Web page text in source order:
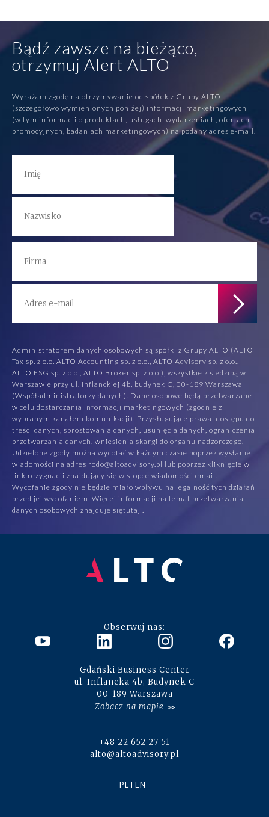
Bądź zawsze na bieżąco,
otrzymuj Alert ALTO
Wyrażam zgodę na otrzymywanie od spółek z Grupy ALTO
(szczegółowo wymienionych poniżej) informacji marketingowych
(w tym informacji o produktach, usługach, wydarzeniach, ofertach
promocyjnych, badaniach marketingowych) na podany adres e-mail.
Administratorem danych osobowych są spółki z Grupy ALTO (ALTO
Tax sp. z o.o. ALTO Accounting sp. z o.o., ALTO Advisory sp. z o.o.,
ALTO ESG sp. z o.o., ALTO Broker sp. z o.o.), wszystkie z siedzibą w
Warszawie przy ul. Inflanckiej 4b, budynek C, 00-189 Warszawa
(Współadministratorzy danych). Dane osobowe będą przetwarzane
w celu dostarczania informacji marketingowych (zgodnie z
wybranym kanałem komunikacji). Przysługujące prawa: dostępu do
treści danych, sprostowania danych, usunięcia danych, ograniczenia
przetwarzania danych, wniesienia skargi do organu nadzorczego.
Udzielone zgody można wycofać w każdym czasie poprzez wysłanie
wiadomości na adres rodo@altoadvisory.pl lub poprzez kliknięcie w
link rezygnacji znajdujący się w stopce wiadomości email.
Wycofanie zgody nie będzie miało wpływu na legalność tych działań
przed jej wycofaniem. Więcej informacji na temat przetwarzania
danych osobowych znajduje siętutaj .
Obserwuj nas:
Gdański Business Center
ul. Inflancka 4b, Budynek C
00-189 Warszawa
Zobacz na mapie
+48 22 652 27 51
alto@altoadvisory.pl
PL EN